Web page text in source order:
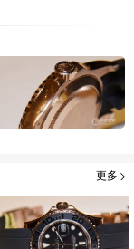
更多